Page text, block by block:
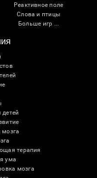
Реактивное поле
Слова и птицы
Больше игр ...
терапия
ума
мозга